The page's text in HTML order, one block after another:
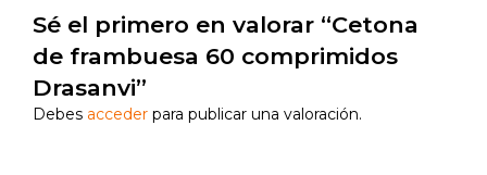
Sé el primero en valorar “Cetona
de frambuesa 60 comprimidos
Drasanvi”
Debes acceder para publicar una valoración.